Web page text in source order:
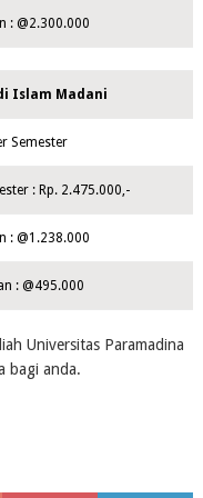
: @2.300.000
Islam Madani
Semester
: Rp. 2.475.000,-
: @1.238.000
: @495.000
Universitas Paramadina
bagi anda.